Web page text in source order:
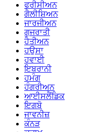
ਫਰੀਸੀਅਨ
ਗੈਲੀਸ਼ਿਅਨ
ਜਾਰਜੀਅਨ
ਗੁਜਰਾਤੀ
ਹੈਤੀਅਨ
ਹਉਸਾ
ਹਵਾਈ
ਇਬਰਾਨੀ
ਹਮੰਗ
ਹੰਗਰੀਅਨ
ਆਈਸਲੈਂਡਿਕ
ਇਗਬੋ
ਜਾਵਨੀਜ਼
ਕੰਨੜ